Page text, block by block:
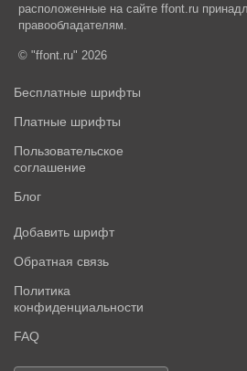
расположенные на сайте ffont.ru
правообладателям.
© "ffont.ru" 2026
Бесплатные шрифты
Платные шрифты
Пользовательское
соглашение
Блог
Добавить шрифт
Обратная связь
Политика
конфиденциальности
FAQ